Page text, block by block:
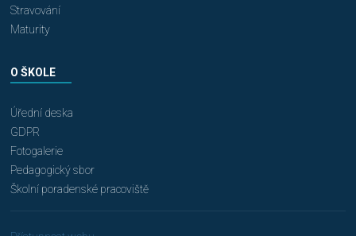
Stravování
Maturity
O ŠKOLE
Úřední deska
GDPR
Fotogalerie
Pedagogický sbor
Školní poradenské pracoviště